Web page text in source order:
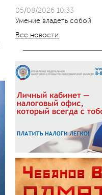
05/08/2026 10:33
Умение владеть собой
Все новости